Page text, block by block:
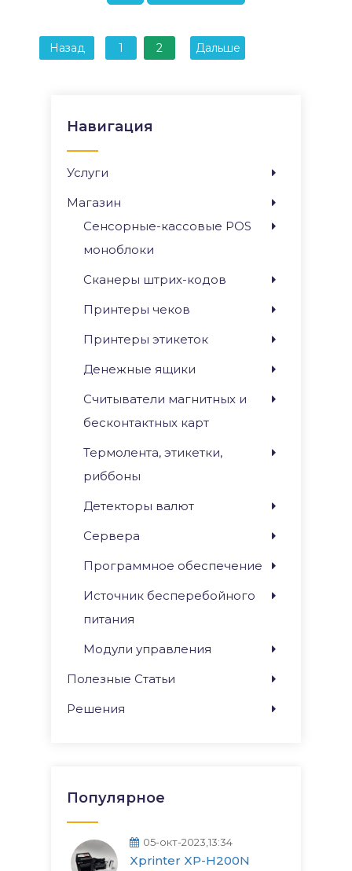
Назад 1 2 Дальше
Навигация
Услуги
Магазин
Сенсорные-кассовые POS
моноблоки
Сканеры штрих-кодов
Принтеры чеков
Принтеры этикеток
Денежные ящики
Считыватели магнитных и
бесконтактных карт
Термолента, этикетки,
риббоны
Детекторы валют
Сервера
Программное обеспечение
Источник бесперебойного
питания
Модули управления
Полезные Статьи
Решения
Популярное
05-окт-2023,13:34
Xprinter XP-H200N